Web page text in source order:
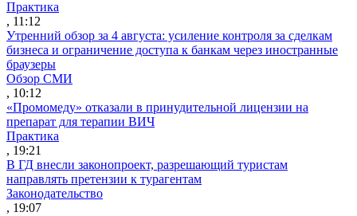
Практика
, 11:12
Утренний обзор за 4 августа: усиление контроля за сделкам
бизнеса и ограничение доступа к банкам через иностранные
браузеры
Обзор СМИ
, 10:12
«Промомеду» отказали в принудительной лицензии на
препарат для терапии ВИЧ
Практика
, 19:21
В ГД внесли законопроект, разрешающий туристам
направлять претензии к турагентам
Законодательство
, 19:07